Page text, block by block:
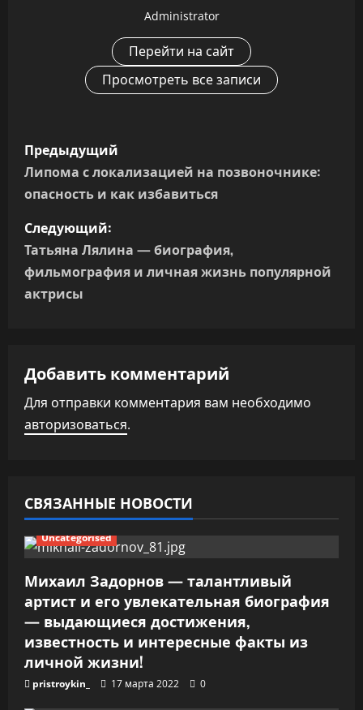
Administrator
Перейти на сайт
Просмотреть все записи
Н
а
в
и
г
и
я
з
а
п
и
с
я
Предыдущий
Липома с локализацией на позвоночнике:
опасность и как избавиться
Следующий:
Татьяна Лялина — биография,
фильмография и личная жизнь популярной
актрисы
Добавить комментарий
Для отправки комментария вам необходимо
авторизоваться.
СВЯЗАННЫЕ НОВОСТИ
Uncategorised
Михаил Задорнов — талантливый
артист и его увлекательная биография
— выдающиеся достижения,
известность и интересные факты из
личной жизни!
pristroykin_ 17 марта 2022 0